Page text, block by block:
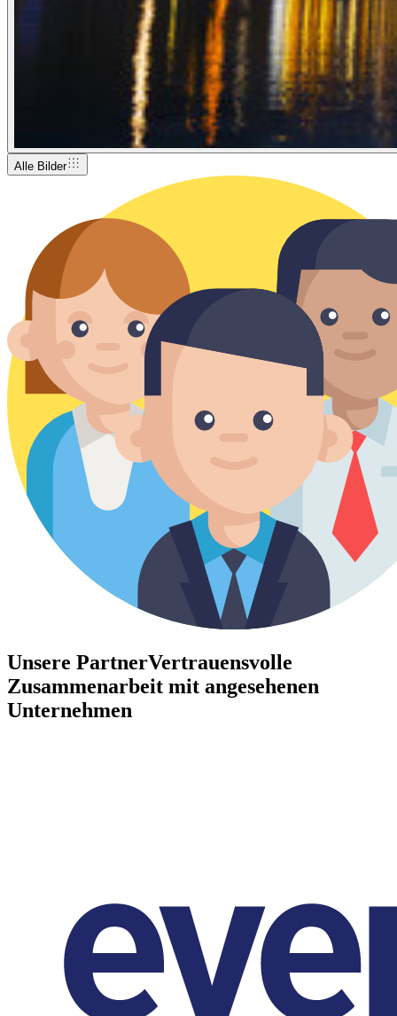
Alle Bilder
Unsere PartnerVertrauensvolle
Zusammenarbeit mit angesehenen
Unternehmen